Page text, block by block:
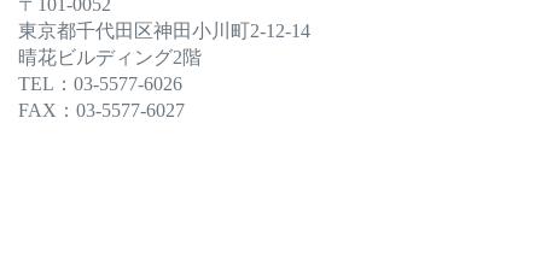
〒101-0052
東京都千代田区神田小川町2-12-14
晴花ビルディング2階
TEL：03-5577-6026
FAX：03-5577-6027